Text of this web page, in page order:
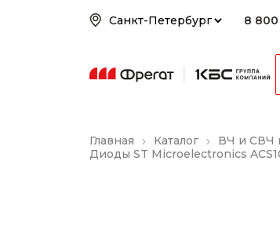
8
Главная Каталог ВЧ и СВЧ
Диоды ST Microelectronics